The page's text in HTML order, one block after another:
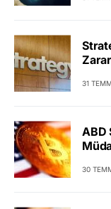
Zarar
31
ABD
30